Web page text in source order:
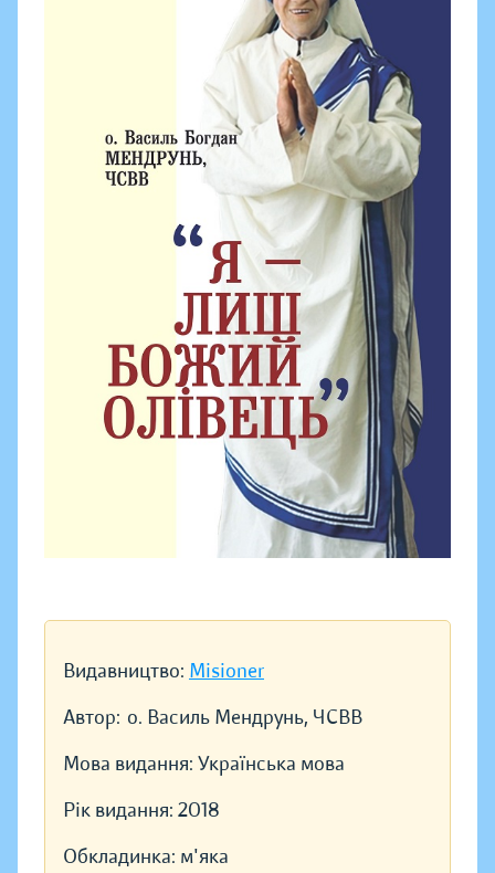
Видавництво: Misioner
Автор: о. Василь Мендрунь, ЧСВВ
Мова видання: Українська мова
Рік видання: 2018
Обкладинка: м'яка